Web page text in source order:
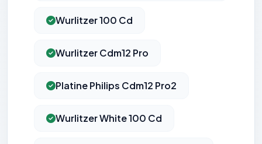
Wurlitzer 100 Cd
Wurlitzer Cdm12 Pro
Platine Philips Cdm12 Pro2
Wurlitzer White 100 Cd